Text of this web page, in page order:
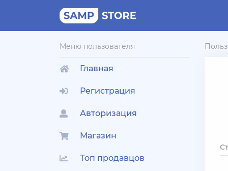
Меню пользователя
Главная
Регистрация
Авторизация
Магазин
Топ продавцов